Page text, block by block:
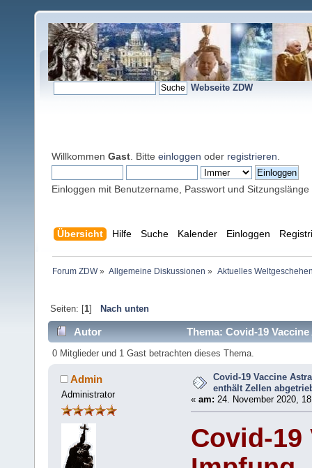
Webseite ZDW
Willkommen Gast . Bitte einloggen oder registrieren
Einloggen mit Benutzername, Passwort und Sitzungslänge
Übersicht Hilfe Suche Kalender Einloggen
Forum ZDW» Allgemeine Diskussionen » Aktuelles
Seiten: [1] Nach unten
Autor
Thema: Covid-19
(Gelesen 6642 mal)
0 Mitglieder und 1 Gast betrachten dieses Thema.
Admin
Administrator
Covid-19 Vaccine
enthält Zellen
« am: 24. November 2020,
Covid-19